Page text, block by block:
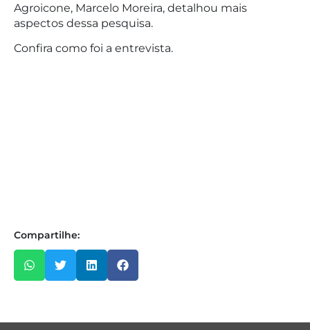
Agroicone, Marcelo Moreira, detalhou mais
aspectos dessa pesquisa.
Confira como foi a entrevista.
Compartilhe: